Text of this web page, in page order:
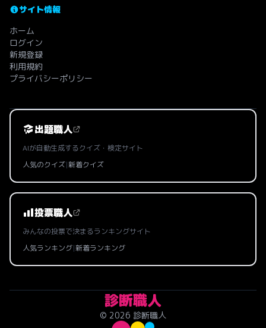
サイト情報
ホーム
ログイン
新規登録
利用規約
プライバシーポリシー
出題職人
AIが自動生成するクイズ・検定サイト
人気のクイズ|新着クイズ
投票職人
みんなの投票で決まるランキングサイト
人気ランキング|新着ランキング
診断職人
© 2026 診断職人